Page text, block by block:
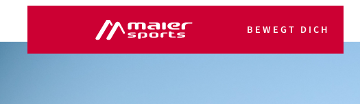
BEWEGT DICH